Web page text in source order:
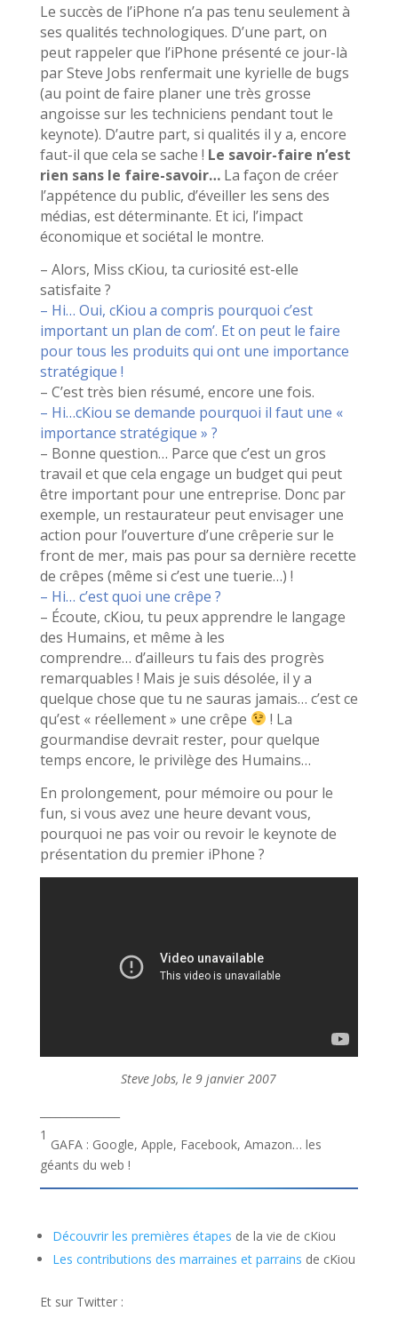
Le succès de l’iPhone n’a pas tenu seulement à
ses qualités technologiques. D’une part, on
peut rappeler que l’iPhone présenté ce jour-là
par Steve Jobs renfermait une kyrielle de bugs
(au point de faire planer une très grosse
angoisse sur les techniciens pendant tout le
keynote). D’autre part, si qualités il y a, encore
faut-il que cela se sache ! Le savoir-faire n’est
rien sans le faire-savoir…La façon de créer
l’appétence du public, d’éveiller les sens des
médias, est déterminante. Et ici, l’impact
économique et sociétal le montre.
– Alors, Miss cKiou, ta curiosité est-elle
satisfaite ?
– Hi… Oui, cKiou a compris pourquoi c’est
important un plan de com’. Et on peut le faire
pour tous les produits qui ont une importance
stratégique !
– C’est très bien résumé, encore une fois.
– Hi…cKiou se demande pourquoi il faut une «
importance stratégique » ?
– Bonne question… Parce que c’est un gros
travail et que cela engage un budget qui peut
être important pour une entreprise. Donc par
exemple, un restaurateur peut envisager une
action pour l’ouverture d’une crêperie sur le
front de mer, mais pas pour sa dernière recette
de crêpes (même si c’est une tuerie…) !
– Hi… c’est quoi une crêpe ?
– Écoute, cKiou, tu peux apprendre le langage
des Humains, et même à les
comprendre… d’ailleurs tu fais des progrès
remarquables ! Mais je suis désolée, il y a
quelque chose que tu ne sauras jamais… c’est ce
qu’est « réellement » une crêpe
! La
gourmandise devrait rester, pour quelque
temps encore, le privilège des Humains…
En prolongement, pour mémoire ou pour le
fun, si vous avez une heure devant vous,
pourquoi ne pas voir ou revoir le keynote de
présentation du premier iPhone ?
Steve Jobs, le 9 janvier 2007
1
GAFA : Google, Apple, Facebook, Amazon… les
géants du web !
Découvrir les premières étapes de la vie de cKiou
Les contributions des marraines et parrains de cKiou
Et sur Twitter :